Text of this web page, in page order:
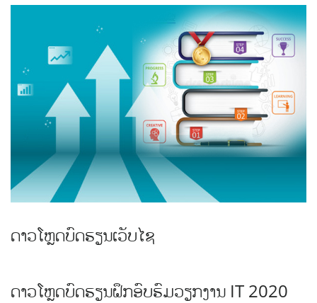
ດາວໂຫຼດບົດຮຽນເວັບໄຊ
ດາວໂຫຼດບົດຮຽນຝຶກອົບຮົມວຽກງານ IT 2020